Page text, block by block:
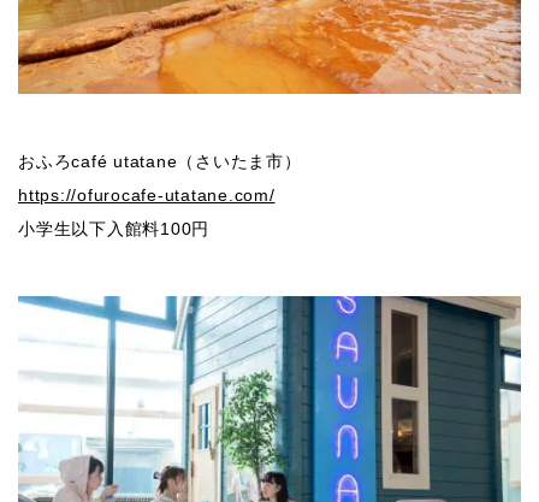
おふろcafé utatane（さいたま市）
https://ofurocafe-utatane.com/
小学生以下入館料100円